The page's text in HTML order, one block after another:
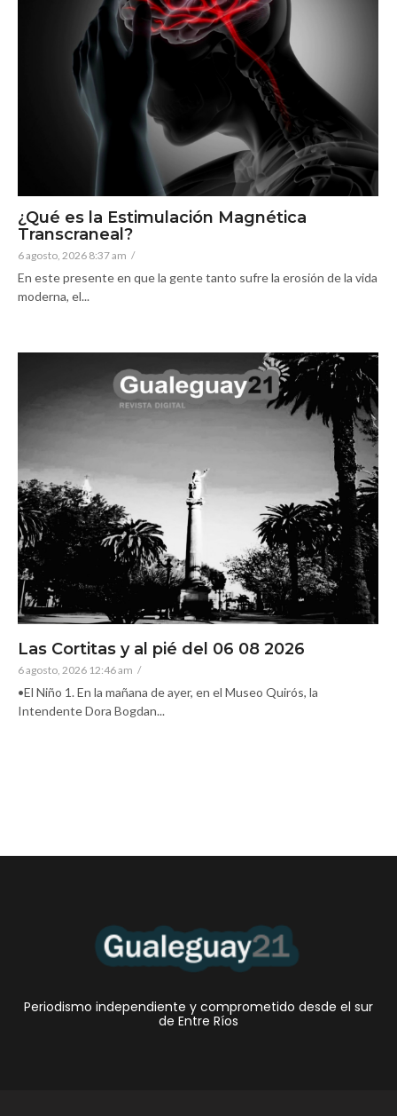
¿Qué es la Estimulación Magnética
Transcraneal?
6 agosto, 2026 8:37 am /
En este presente en que la gente tanto sufre la erosión de la vida
moderna, el...
Las Cortitas y al pié del 06 08 2026
6 agosto, 2026 12:46 am /
•El Niño 1. En la mañana de ayer, en el Museo Quirós, la
Intendente Dora Bogdan...
Periodismo independiente y comprometido desde el sur
de Entre Ríos